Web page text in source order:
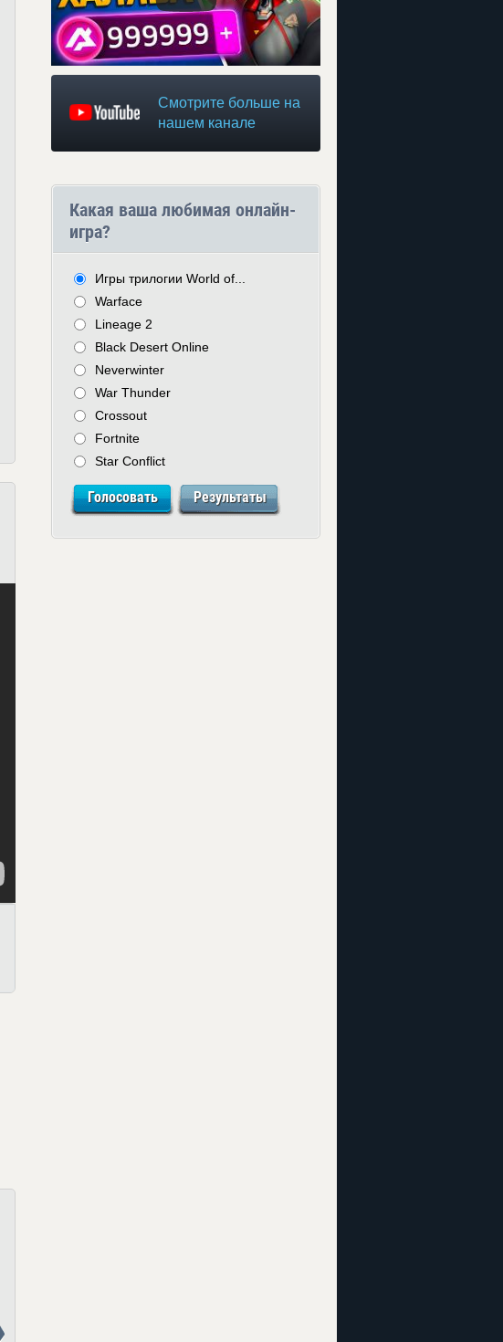
Смотрите больше на
нашем канале
Какая ваша любимая онлайн-
игра?
Игры трилогии World of...
Warface
Lineage 2
Black Desert Online
Neverwinter
War Thunder
Crossout
Fortnite
Star Conflict